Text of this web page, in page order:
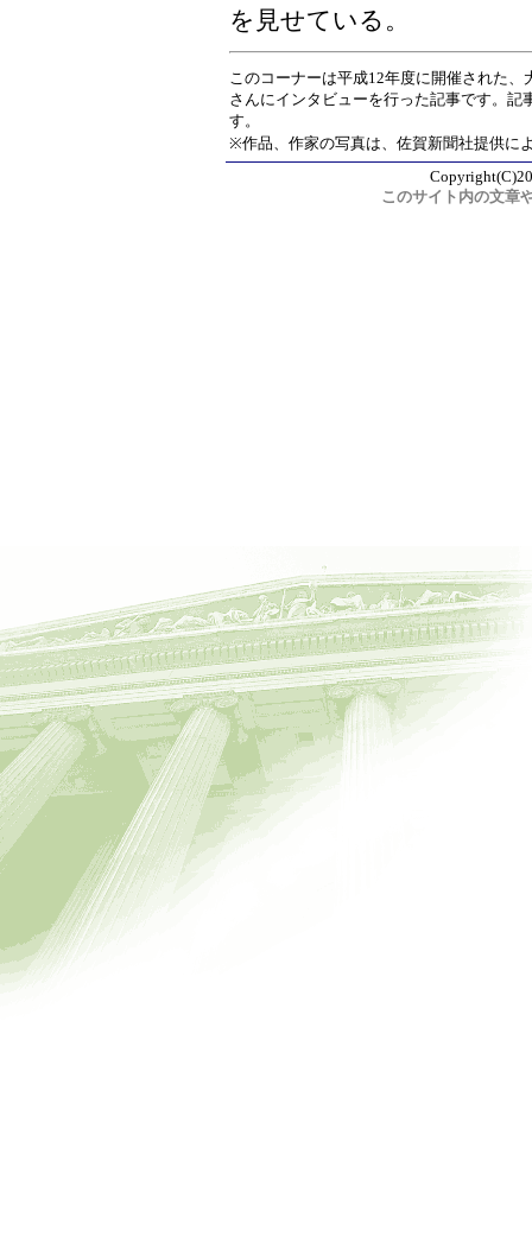
を見せている。
このコーナーは平成12年度に開催された
さんにインタビューを行った記事です。
す。
※作品、作家の写真は、佐賀新聞社提供に
このサイト内の文章